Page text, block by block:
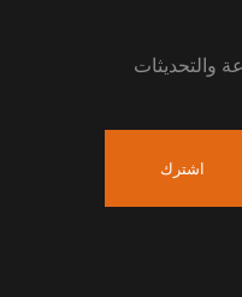
والتحديثات
اشترك